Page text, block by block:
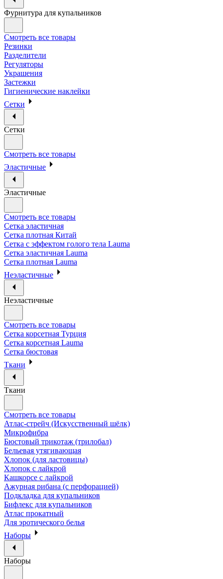
Фурнитура для купальников
Смотреть все товары
Резинки
Разделители
Регуляторы
Украшения
Застежки
Гигиенические наклейки
Сетки
Сетки
Смотреть все товары
Эластичные
Эластичные
Смотреть все товары
Сетка эластичная
Сетка плотная Китай
Сетка с эффектом голого тела Lauma
Сетка эластичная Lauma
Сетка плотная Lauma
Неэластичные
Неэластичные
Смотреть все товары
Сетка корсетная Турция
Сетка корсетная Lauma
Сетка бюстовая
Ткани
Ткани
Смотреть все товары
Атлас-стрейч (Искусственный шёлк)
Микрофибра
Бюстовый трикотаж (трилобал)
Бельевая утягивающая
Хлопок (для ластовицы)
Хлопок с лайкрой
Кашкорсе с лайкрой
Ажурная рибана (с перфорацией)
Подкладка для купальников
Бифлекс для купальников
Атлас прокатный
Для эротического белья
Наборы
Наборы